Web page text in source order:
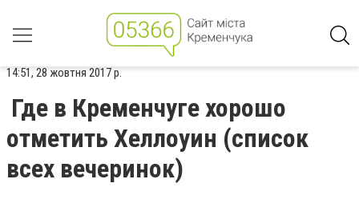
14:51, 28 жовтня 2017 р.
Где в Кременчуге хорошо
отметить Хеллоуин (список
всех вечеринок)